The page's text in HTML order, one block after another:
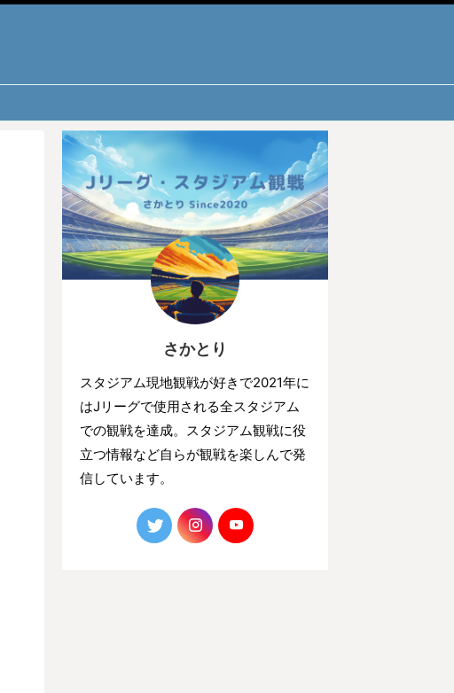
さかとり
スタジアム現地観戦が好きで2021年に
はJリーグで使用される全スタジアム
での観戦を達成。スタジアム観戦に役
立つ情報など自らが観戦を楽しんで発
信しています。